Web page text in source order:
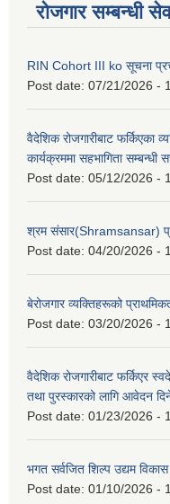
रोजगार सम्बन्धी
RIN Cohort III ko सूचना
Post date: 07/21/2026 -
वैदेशिक रोजगारीबाट फर्किएका
कार्यक्रममा सहभागिता सम्बन्धी
Post date: 05/12/2026 -
श्रम संसार(Shramsansar)
Post date: 04/20/2026 -
बेरोजगार व्यक्तिहरूको
Post date: 03/20/2026 -
वैदेशिक रोजगारीबाट फर्किएर
तथा पुरस्कारको लागि आवेदन
Post date: 01/23/2026 -
भगत सर्वजित शिल्प उद्यम
Post date: 01/10/2026 -